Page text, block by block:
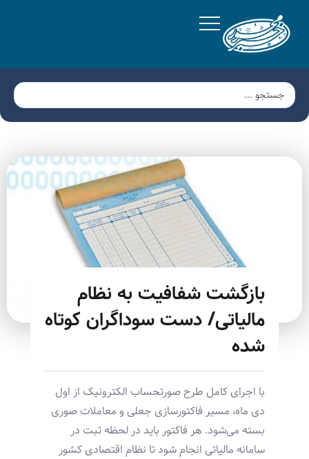
بازگشت شفافیت به نظام
مالیاتی/ دست سوداگران کوتاه
شده
با اجرای کامل طرح صورتحساب الکترونیک از اول
دی ماه، مسیر فاکتورسازی جعلی و معاملات صوری
بسته می‌شود. هر فاکتور باید در لحظه ثبت در
سامانه مالیاتی انجام شود تا نظام اقتصادی کشور